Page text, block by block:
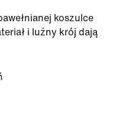
koszulce
i luźny krój dają